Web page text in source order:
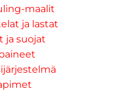
maalit
ja lastat
ja suojat